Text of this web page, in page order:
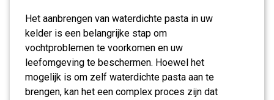
Het aanbrengen van waterdichte pasta in uw
kelder is een belangrijke stap om
vochtproblemen te voorkomen en uw
leefomgeving te beschermen. Hoewel het
mogelijk is om zelf waterdichte pasta aan te
brengen, kan het een complex proces zijn dat